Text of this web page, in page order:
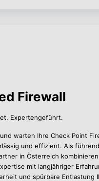
Firewall
Expertengeführt.
warten Ihre Check Point
und effizient. Als
in Österreich
mit langjähriger
und spürbare Entlastung